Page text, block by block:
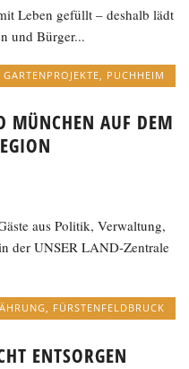
Leben gefüllt – deshalb lädt
und Bürger...
GARTENPROJEKTE, PUCHHEIM
MÜNCHEN AUF DEM
aus Politik, Verwaltung,
der UNSER LAND-Zentrale
, FÜRSTENFELDBRUCK
ENTSORGEN